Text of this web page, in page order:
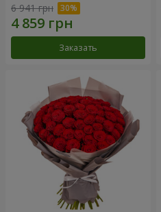
6 941 грн
Заказать